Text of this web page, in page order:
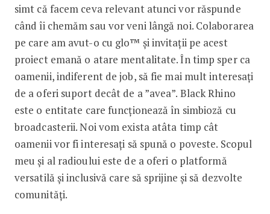
simt că facem ceva relevant atunci vor răspunde
când îi chemăm sau vor veni lângă noi. Colaborarea
pe care am avut-o cu glo™ și invitații pe acest
proiect emană o atare mentalitate. În timp sper ca
oamenii, indiferent de job, să fie mai mult interesați
de a oferi suport decât de a ”avea”. Black Rhino
este o entitate care funcționează în simbioză cu
broadcasterii. Noi vom exista atâta timp cât
oamenii vor fi interesați să spună o poveste. Scopul
meu și al radioului este de a oferi o platformă
versatilă și inclusivă care să sprijine și să dezvolte
comunități.